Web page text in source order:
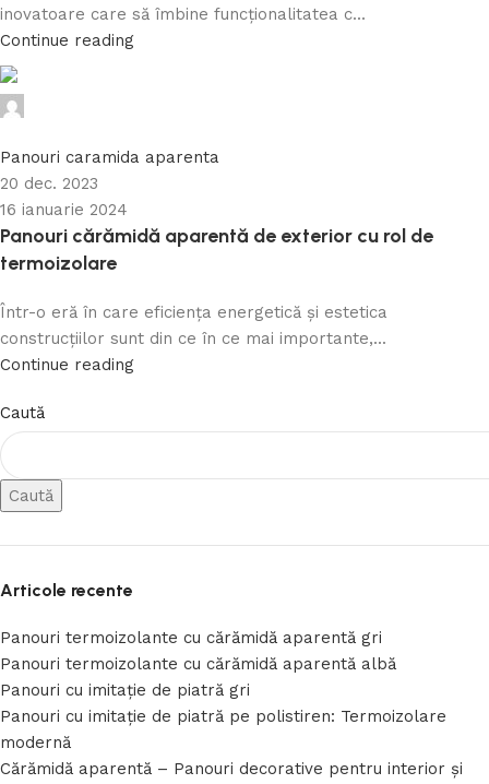
inovatoare care să îmbine funcționalitatea c...
Continue reading
Panouri caramida aparenta
20 dec. 2023
16 ianuarie 2024
Panouri cărămidă aparentă de exterior cu rol de
termoizolare
Într-o eră în care eficiența energetică și estetica
construcțiilor sunt din ce în ce mai importante,...
Continue reading
Caută
Caută
Articole recente
Panouri termoizolante cu cărămidă aparentă gri
Panouri termoizolante cu cărămidă aparentă albă
Panouri cu imitație de piatră gri
Panouri cu imitație de piatră pe polistiren: Termoizolare
modernă
Cărămidă aparentă – Panouri decorative pentru interior și